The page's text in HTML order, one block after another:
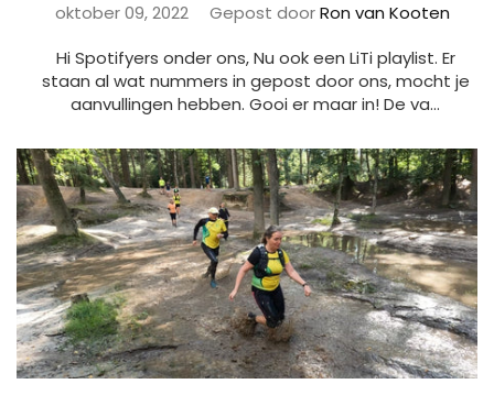
oktober 09, 2022 Gepost doorRon van Kooten
Hi Spotifyers onder ons, Nu ook een LiTi playlist. Er
staan al wat nummers in gepost door ons, mocht je
aanvullingen hebben. Gooi er maar in! De va...